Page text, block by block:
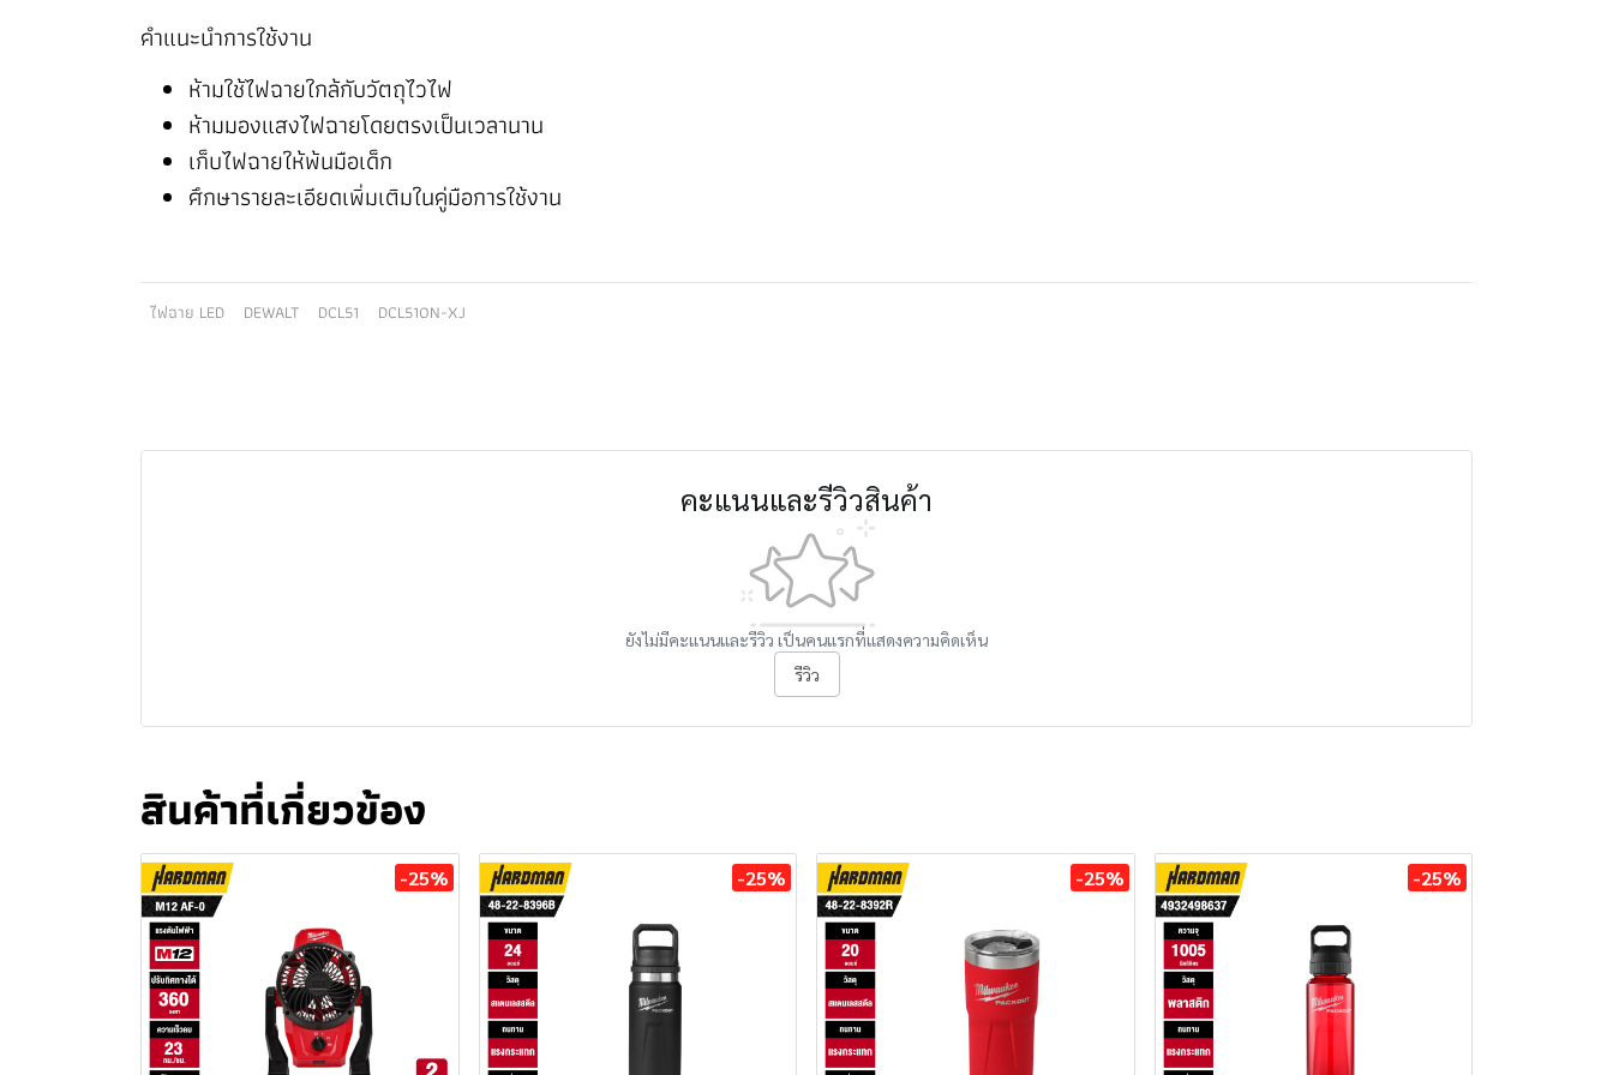
คำแนะนำการใช้งาน
ห้ามใช้ไฟฉายใกล้กับวัตถุไวไฟ
ห้ามมองแสงไฟฉายโดยตรงเป็นเวลานาน
เก็บไฟฉายให้พ้นมือเด็ก
ศึกษารายละเอียดเพิ่มเติมในคู่มือการใช้งาน
ไฟฉาย LED DEWALT DCL51 DCL510N-XJ
คะแนนและรีวิวสินค้า
ยังไม่มีคะแนนและรีวิว เป็นคนแรกที่แสดงความคิดเห็น
รีวิว
สินค้าที่เกี่ยวข้อง
-25% -25% -25% -25%